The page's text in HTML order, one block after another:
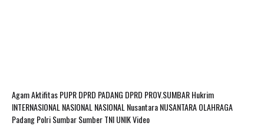
AgamAktifitas PUPRDPRD PADANG DPRD PROV.SUMBARHukrim
INTERNASIONAL NASIONAL NASIONAL NusantaraNUSANTARAOLAHRAGA
PadangPolriSumbarSumberTNIUNIKVideo